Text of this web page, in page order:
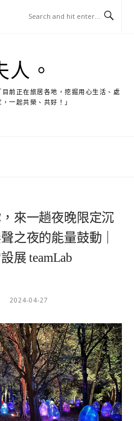
人。
前正在旅居各地，挖掘用心生活、處
一起共榮、共好！」
來一趟夜晚限定沉
之夜的能量鼓動｜
展 teamLab
2024-04-27